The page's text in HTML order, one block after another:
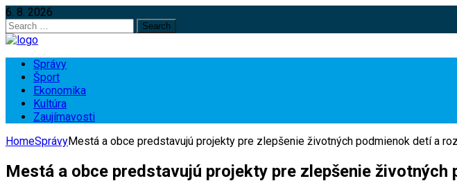
6. 8. 2026
Search
for:
Správy
Šport
Ekonomika
Kultúra
Zaujímavosti
HomeSprávyMestá a obce predstavujú projekty pre zlepšenie životných podmienok detí a
Mestá a obce predstavujú projekty pre zlepšenie